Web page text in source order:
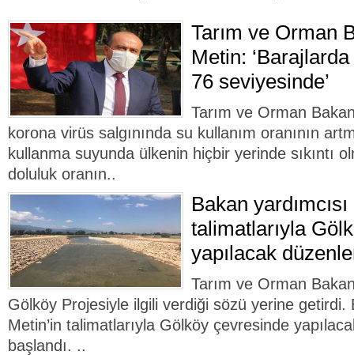
Tarım ve Orman
Metin:
76 seviyesinde’
Tarım ve Orman
korona virüs salgınında su kullanım oranının
kullanma suyunda ülkenin hiçbir yerinde sıkıntı
doluluk oranın..
Bakan
talimatlarıyla
yapılacak
Tarım ve Orman
Gölköy Projesiyle ilgili verdiği sözü yerine getirdi.
Metin’in talimatlarıyla Gölköy çevresinde
başlandı. ..